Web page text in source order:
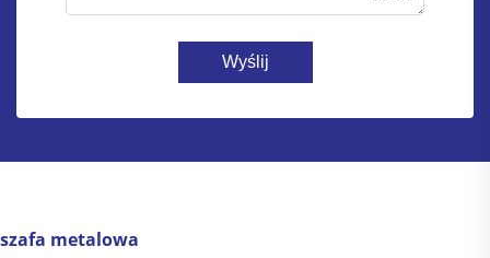
Wyślij
szafa metalowa